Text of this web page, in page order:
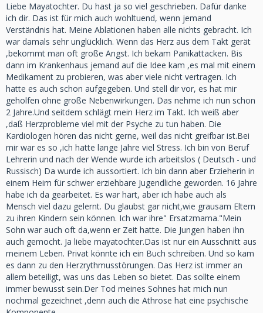
Liebe Mayatochter. Du hast ja so viel geschrieben. Dafür danke
ich dir. Das ist für mich auch wohltuend, wenn jemand
Verständnis hat. Meine Ablationen haben alle nichts gebracht. Ich
war damals sehr unglücklich. Wenn das Herz aus dem Takt gerät
,bekommt man oft große Angst. Ich bekam Panikattacken. Bis
dann im Krankenhaus jemand auf die Idee kam ,es mal mit einem
Medikament zu probieren, was aber viele nicht vertragen. Ich
hatte es auch schon aufgegeben. Und stell dir vor, es hat mir
geholfen ohne große Nebenwirkungen. Das nehme ich nun schon
2 Jahre.Und seitdem schlägt mein Herz im Takt. Ich weiß aber
,daß Herzprobleme viel mit der Psyche zu tun haben. Die
Kardiologen hören das nicht gerne, weil das nicht greifbar ist.Bei
mir war es so ,ich hatte lange Jahre viel Stress. Ich bin von Beruf
Lehrerin und nach der Wende wurde ich arbeitslos ( Deutsch - und
Russisch) Da wurde ich aussortiert. Ich bin dann aber Erzieherin in
einem Heim für schwer erziehbare Jugendliche geworden. 16 Jahre
habe ich da gearbeitet. Es war hart, aber ich habe auch als
Mensch viel dazu gelernt. Du glaubst gar nicht,wie grausam Eltern
zu ihren Kindern sein können. Ich war ihre" Ersatzmama."Mein
Sohn war auch oft da,wenn er Zeit hatte. Die Jungen haben ihn
auch gemocht. Ja liebe mayatochter.Das ist nur ein Ausschnitt aus
meinem Leben. Privat könnte ich ein Buch schreiben. Und so kam
es dann zu den Herzrythmusstörungen. Das Herz ist immer an
allem beteiligt, was uns das Leben so bietet. Das sollte einem
immer bewusst sein.Der Tod meines Sohnes hat mich nun
nochmal gezeichnet ,denn auch die Athrose hat eine psychische